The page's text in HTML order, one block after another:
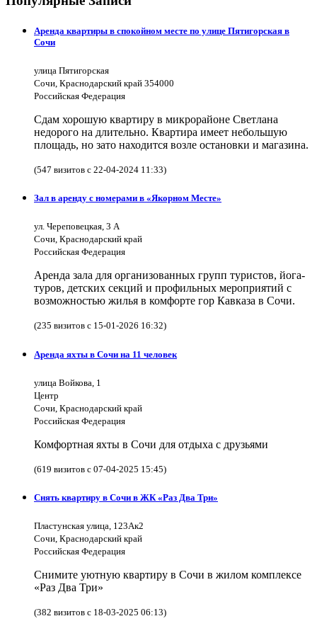
Аренда квартиры в спокойном месте по улице Пятигорская в
Сочи
улица Пятигорская
Сочи, Краснодарский край 354000
Российская Федерация
Сдам хорошую квартиру в микрорайоне Светлана
недорого на длительно. Квартира имеет небольшую
площадь, но зато находится возле остановки и магазина.
(547 визитов с 22-04-2024 11:33)
Зал в аренду с номерами в «Якорном Месте»
ул. Череповецкая, 3 А
Сочи, Краснодарский край
Российская Федерация
Аренда зала для организованных групп туристов, йога-
туров, детских секций и профильных мероприятий с
возможностью жилья в комфорте гор Кавказа в Сочи.
(235 визитов с 15-01-2026 16:32)
Аренда яхты в Сочи на 11 человек
улица Войкова, 1
Центр
Сочи, Краснодарский край
Российская Федерация
Комфортная яхты в Сочи для отдыха с друзьями
(619 визитов с 07-04-2025 15:45)
Снять квартиру в Сочи в ЖК «Раз Два Три»
Пластунская улица, 123Ак2
Сочи, Краснодарский край
Российская Федерация
Снимите уютную квартиру в Сочи в жилом комплексе
«Раз Два Три»
(382 визитов с 18-03-2025 06:13)